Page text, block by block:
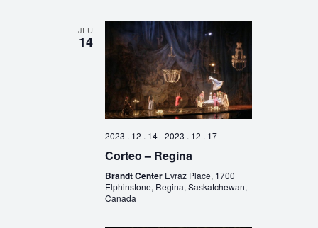
JEU
14
2023 . 12 . 14-2023 . 12 . 17
Corteo – Regina
Brandt Center Evraz Place, 1700
Elphinstone, Regina, Saskatchewan,
Canada